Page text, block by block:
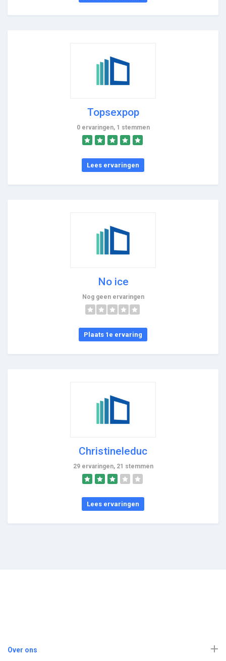
Topsexpop
0 ervaringen, 1 stemmen
Lees ervaringen
No ice
Nog geen ervaringen
Plaats 1e ervaring
Christineleduc
29 ervaringen, 21 stemmen
Lees ervaringen
Over ons